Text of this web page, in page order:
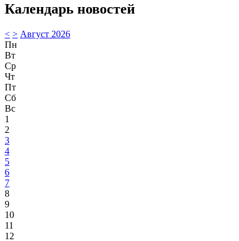
Календарь новостей
< > Август 2026
Пн
Вт
Ср
Чт
Пт
Сб
Вс
1
2
3
4
5
6
7
8
9
10
11
12